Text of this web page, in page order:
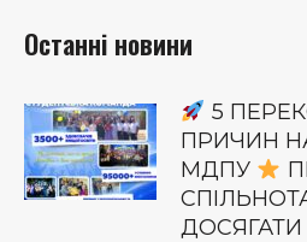
Останні новини
5
ПРИЧИН
МДПУ